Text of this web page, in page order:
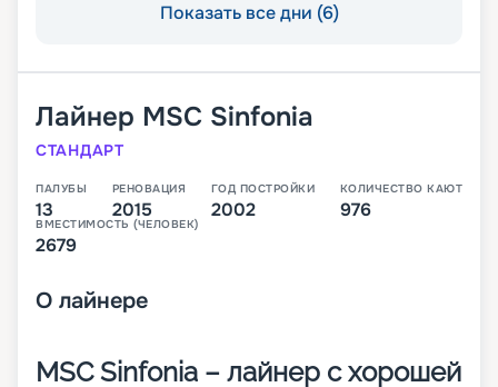
Показать все дни (6)
Лайнер MSC Sinfonia
СТАНДАРТ
ПАЛУБЫ
13
РЕНОВАЦИЯ
2015
ГОД ПОСТРОЙКИ
2002
КОЛИЧЕСТВО КАЮТ
976
ВМЕСТИМОСТЬ (ЧЕЛОВЕК)
2679
О лайнере
MSC Sinfonia – лайнер с хорошей